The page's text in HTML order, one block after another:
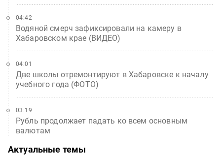
Водяной смерч зафиксировали на камеру в
Хабаровском крае (ВИДЕО)
04:42
Две школы отремонтируют в Хабаровске к началу
учебного года (ФОТО)
04:01
Рубль продолжает падать ко всем основным
валютам
03:19
Актуальные темы